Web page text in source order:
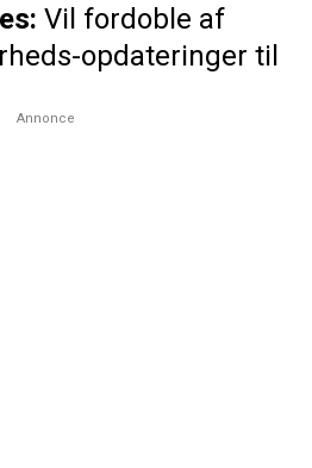
Vil fordoble af
opdateringer til
Annonce